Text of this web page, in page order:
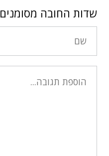
שדות החובה מסומנים